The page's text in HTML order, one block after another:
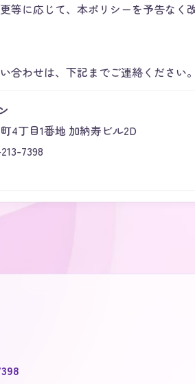
等に応じて、本ポリシーを予告なく
合わせは、下記までご連絡ください。
4丁目1番地 加納寿ビル2D
7398